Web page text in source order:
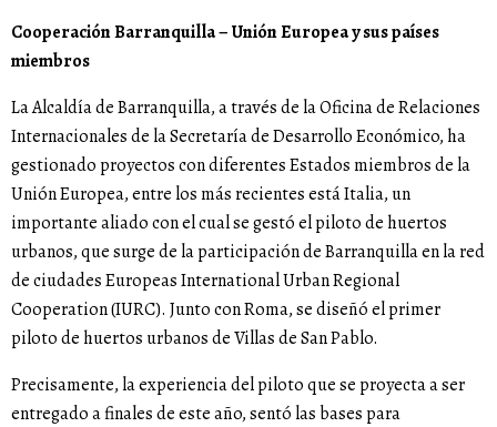
Cooperación Barranquilla – Unión Europea y sus países
miembros
La Alcaldía de Barranquilla, a través de la Oficina de Relaciones
Internacionales de la Secretaría de Desarrollo Económico, ha
gestionado proyectos con diferentes Estados miembros de la
Unión Europea, entre los más recientes está Italia, un
importante aliado con el cual se gestó el piloto de huertos
urbanos, que surge de la participación de Barranquilla en la red
de ciudades Europeas International Urban Regional
Cooperation (IURC). Junto con Roma, se diseñó el primer
piloto de huertos urbanos de Villas de San Pablo.
Precisamente, la experiencia del piloto que se proyecta a ser
entregado a finales de este año, sentó las bases para